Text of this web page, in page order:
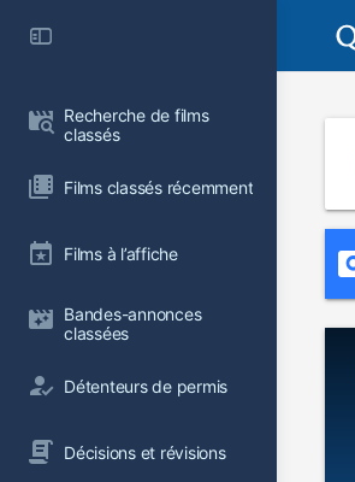
Recherche de films
classés
Films classés récemment
Films à l’affiche
Bandes-annonces
classées
Détenteurs de permis
Décisions et révisions